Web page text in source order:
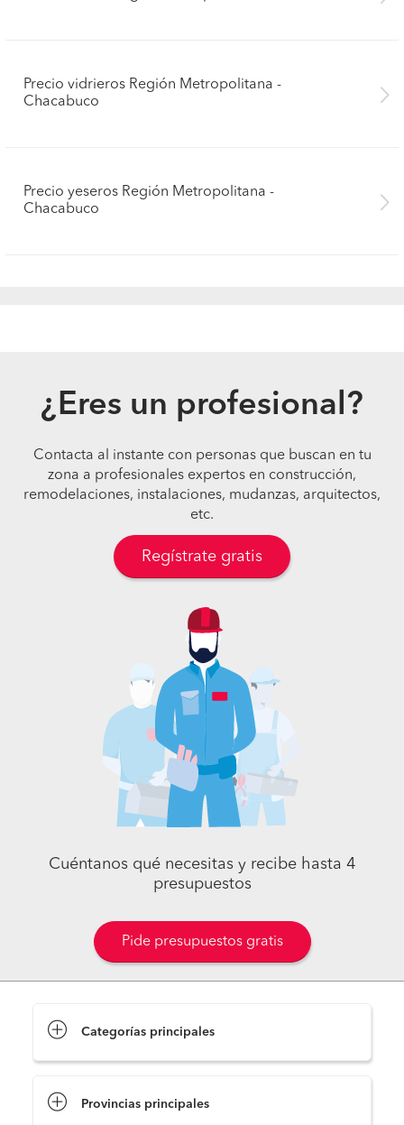
Precio vidrieros Región Metropolitana -
Chacabuco
Precio yeseros Región Metropolitana -
Chacabuco
¿Eres un profesional?
Contacta al instante con personas que buscan en tu
zona a profesionales expertos en construcción,
remodelaciones, instalaciones, mudanzas, arquitectos,
etc.
Regístrate gratis
Cuéntanos qué necesitas y recibe hasta 4
presupuestos
Pide presupuestos gratis
Categorías principales
Provincias principales